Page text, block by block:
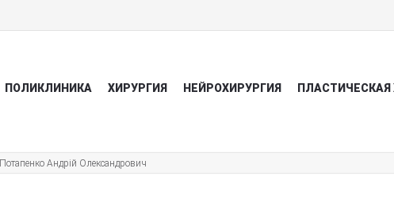
ПОЛИКЛИНИКА ХИРУРГИЯ НЕЙРОХИРУРГИЯ ПЛАСТИЧЕСКАЯ
Потапенко Андрій Олександрович